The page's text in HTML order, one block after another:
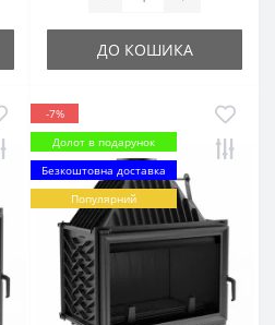
ДО КОШИКА
-7%
Долот в подарунок
Безкоштовна доставка
Популярний